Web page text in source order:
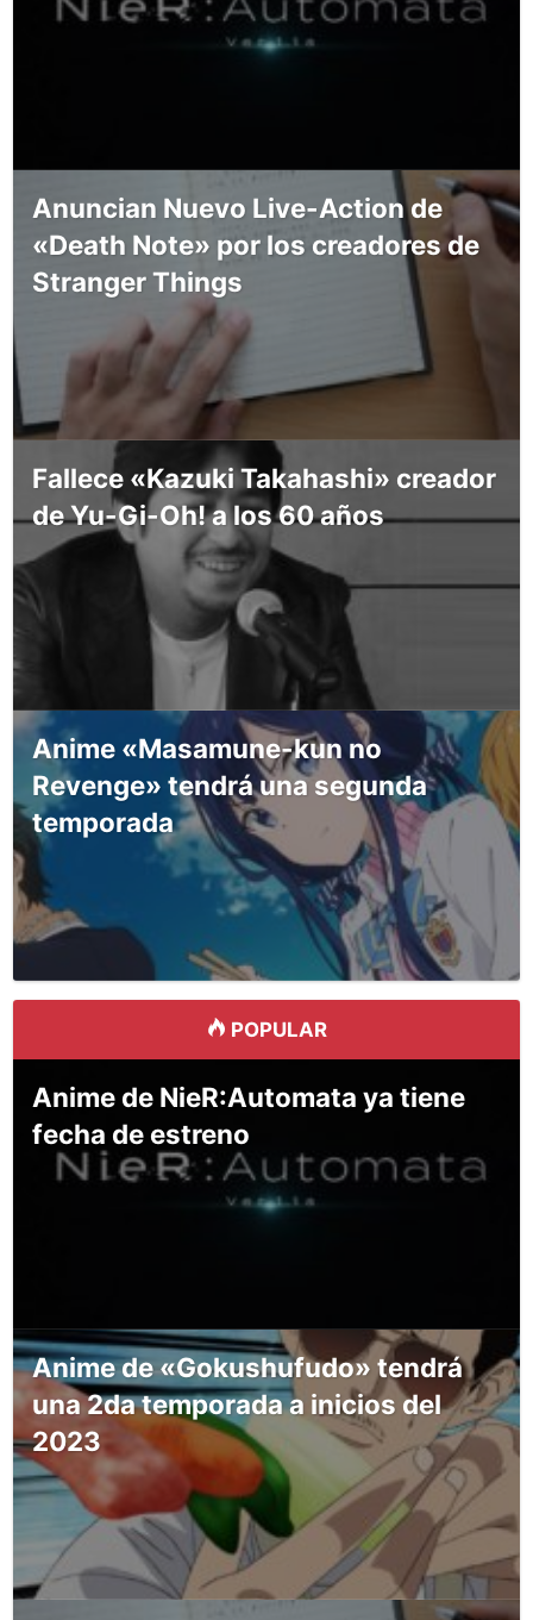
Anuncian Nuevo Live-Action de
«Death Note» por los creadores de
Stranger Things
Fallece «Kazuki Takahashi» creador
de Yu-Gi-Oh! a los 60 años
Anime «Masamune-kun no
Revenge» tendrá una segunda
temporada
POPULAR
Anime de NieR:Automata ya tiene
fecha de estreno
Anime de «Gokushufudo» tendrá
una 2da temporada a inicios del
2023